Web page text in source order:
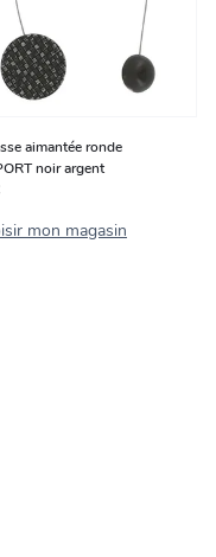
aimantée ronde
noir argent
mon magasin